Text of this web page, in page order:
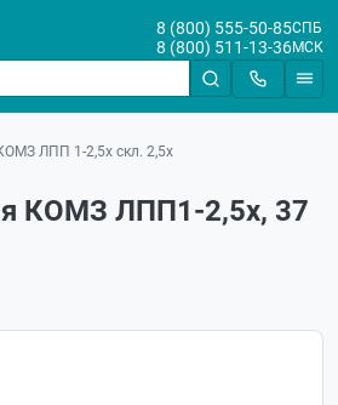
8 (800) 555-50-85СПБ
8 (800) 511-13-36МСК
ЛПП 1-2,5х скл. 2,5х
КОМЗ ЛПП1-2,5х, 37